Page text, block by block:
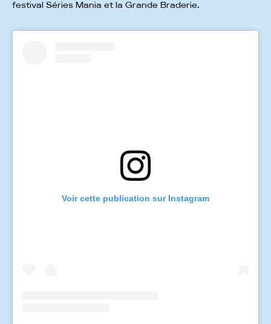
festival Séries Mania et la Grande Braderie.
Voir cette publication sur Instagram